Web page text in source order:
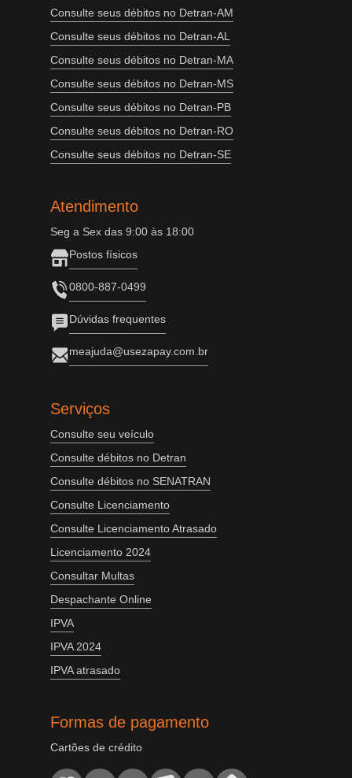
Consulte seus débitos no Detran-AM
Consulte seus débitos no Detran-AL
Consulte seus débitos no Detran-MA
Consulte seus débitos no Detran-MS
Consulte seus débitos no Detran-PB
Consulte seus débitos no Detran-RO
Consulte seus débitos no Detran-SE
Atendimento
Seg a Sex das 9:00 às 18:00
Postos físicos
0800-887-0499
Dúvidas frequentes
meajuda@usezapay.com.br
Serviços
Consulte seu veículo
Consulte débitos no Detran
Consulte débitos no SENATRAN
Consulte Licenciamento
Consulte Licenciamento Atrasado
Licenciamento 2024
Consultar Multas
Despachante Online
IPVA
IPVA 2024
IPVA atrasado
Formas de pagamento
Cartões de crédito